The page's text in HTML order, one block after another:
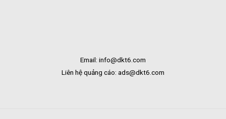
Email: info@dkt6.com
Liên hệ quảng cáo: ads@dkt6.com